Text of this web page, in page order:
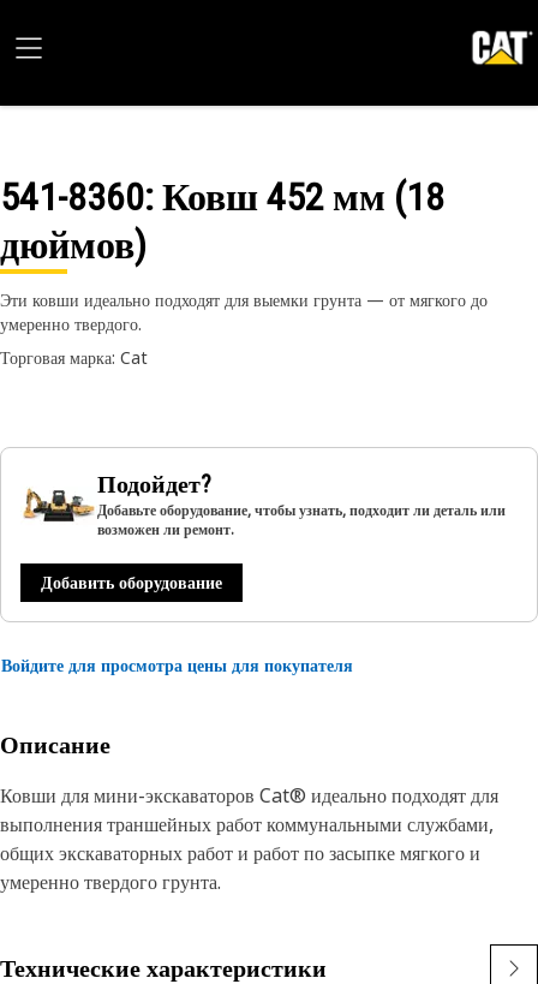
541-8360: Ковш 452 мм (18
дюймов)
Эти ковши идеально подходят для выемки грунта — от мягкого до
умеренно твердого.
Торговая марка: Cat
Подойдет?
Добавьте оборудование, чтобы узнать, подходит ли деталь или
возможен ли ремонт.
Добавить оборудование
Войдите для просмотра цены для покупателя
Описание
Ковши для мини-экскаваторов Cat® идеально подходят для
выполнения траншейных работ коммунальными службами,
общих экскаваторных работ и работ по засыпке мягкого и
умеренно твердого грунта.
Технические характеристики